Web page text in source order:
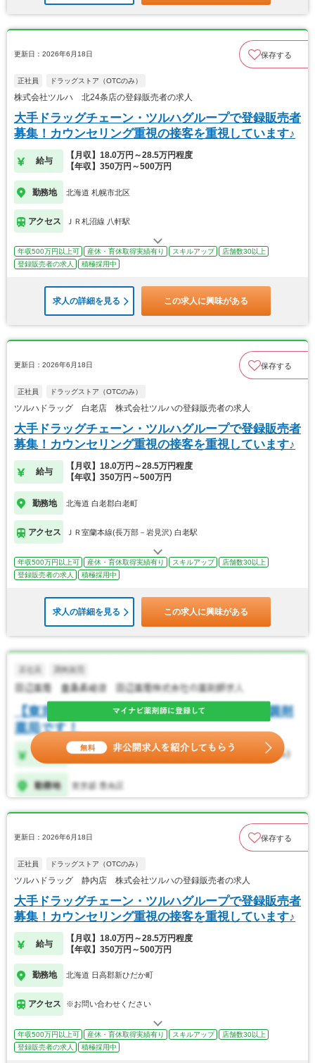
更新日：2026年6月18日 保存する
正社員 ドラッグストア（OTCのみ）
株式会社ツルハ 北24条店の登録販売者の求人
大手ドラッグチェーン・ツルハグループで登録販売者
募集！カウンセリング重視の接客を重視しています♪
給与
【月収】18.0万円～28.5万円程度
【年収】350万円～500万円
勤務地 北海道 札幌市北区
アクセス ＪＲ札沼線 八軒駅
年収500万円以上可 産休・育休取得実績有り スキルアップ
店舗数30以上
登録販売者の求人
積極採用中
求人の詳細を見る この求人に興味がある
更新日：2026年6月18日 保存する
正社員 ドラッグストア（OTCのみ）
ツルハドラッグ 白老店 株式会社ツルハの登録販売者の求人
大手ドラッグチェーン・ツルハグループで登録販売者
募集！カウンセリング重視の接客を重視しています♪
給与
【月収】18.0万円～28.5万円程度
【年収】350万円～500万円
勤務地 北海道 白老郡白老町
アクセス ＪＲ室蘭本線(長万部－岩見沢) 白老駅
年収500万円以上可 産休・育休取得実績有り スキルアップ
店舗数30以上
登録販売者の求人
積極採用中
求人の詳細を見る この求人に興味がある
更新日：2026年6月18日 保存する
正社員 ドラッグストア（OTCのみ）
ツルハドラッグ 静内店 株式会社ツルハの登録販売者の求人
大手ドラッグチェーン・ツルハグループで登録販売者
募集！カウンセリング重視の接客を重視しています♪
給与
【月収】18.0万円～28.5万円程度
【年収】350万円～500万円
勤務地 北海道 日高郡新ひだか町
アクセス ※お問い合わせください
年収500万円以上可 産休・育休取得実績有り スキルアップ
店舗数30以上
登録販売者の求人
積極採用中